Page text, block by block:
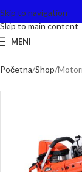
Skip to navigation
Skip to main content
MENI
Početna Shop